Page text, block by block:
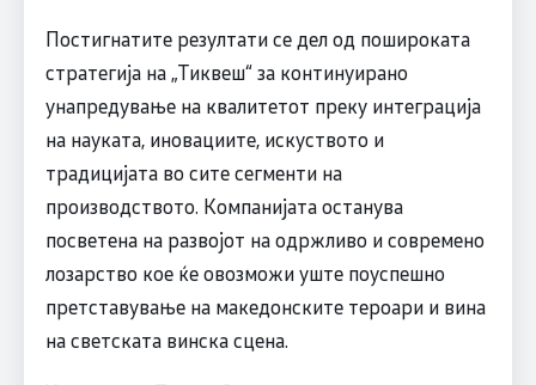
Постигнатите резултати се дел од пошироката
стратегија на „Тиквеш“ за континуирано
унапредување на квалитетот преку интеграција
на науката, иновациите, искуството и
традицијата во сите сегменти на
производството. Компанијата останува
посветена на развојот на одржливо и современо
лозарство кое ќе овозможи уште поуспешно
претставување на македонските тероари и вина
на светската винска сцена.